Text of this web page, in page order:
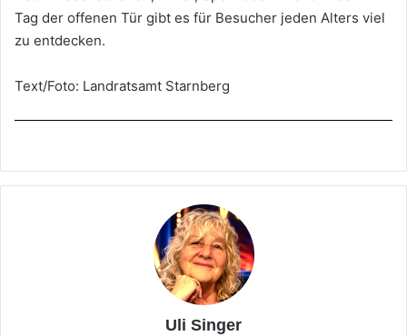
Tag der offenen Tür gibt es für Besucher jeden Alters viel
zu entdecken.
Text/Foto: Landratsamt Starnberg
Uli Singer